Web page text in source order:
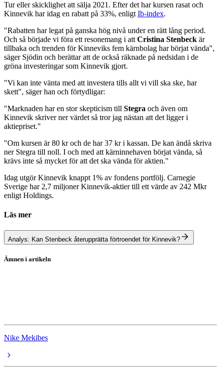
Tur eller skicklighet att sälja 2021. Efter det har kursen rasat och
Kinnevik har idag en rabatt på 33%, enligt Ib-index.
"Rabatten har legat på ganska hög nivå under en rätt lång period.
Och så började vi föra ett resonemang i att Cristina Stenbeck är
tillbaka och trenden för Kinneviks fem kärnbolag har börjat vända",
säger Sjödin och berättar att de också räknade på nedsidan i de
gröna investeringar som Kinnevik gjort.
"Vi kan inte vänta med att investera tills allt vi vill ska ske, har
skett", säger han och förtydligar:
"Marknaden har en stor skepticism till Stegra och även om
Kinnevik skriver ner värdet så tror jag nästan att det ligger i
aktiepriset."
"Om kursen är 80 kr och de har 37 kr i kassan. De kan ändå skriva
ner Stegra till noll. I och med att kärninnehaven börjat vända, så
krävs inte så mycket för att det ska vända för aktien."
Idag utgör Kinnevik knappt 1% av fondens portfölj. Carnegie
Sverige har 2,7 miljoner Kinnevik-aktier till ett värde av 242 Mkr
enligt Holdings.
Läs mer
Analys: Kan Stenbeck återupprätta förtroendet för Kinnevik?
Ämnen i artikeln
Nike Mekibes